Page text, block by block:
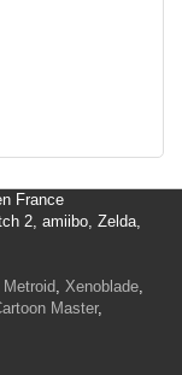
France
2, amiibo, Zelda,
Metroid, Xenoblade,
Master,